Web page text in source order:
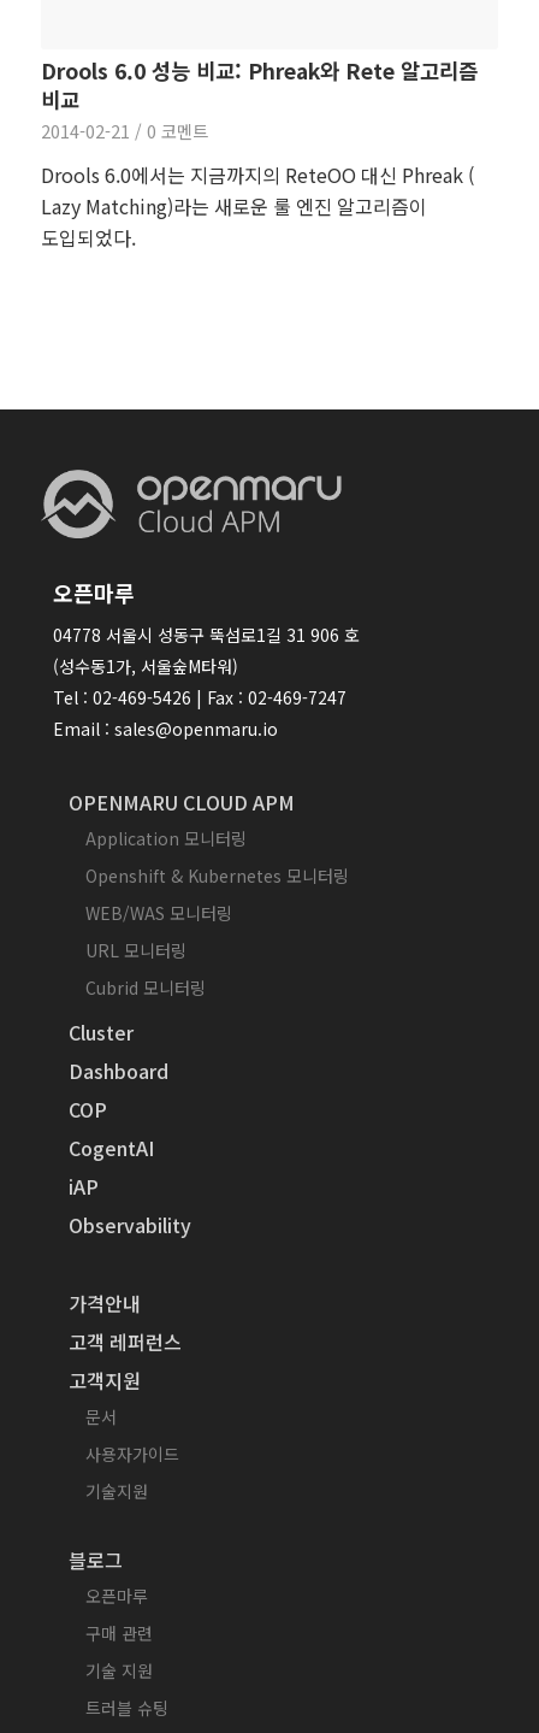
Drools 6.0 성능 비교: Phreak와 Rete 알고리즘
비교
2014-02-21 / 0 코멘트
Drools 6.0에서는 지금까지의 ReteOO 대신 Phreak (
Lazy Matching)라는 새로운 룰 엔진 알고리즘이
도입되었다.
오픈마루
04778 서울시 성동구 뚝섬로1길 31 906 호
(성수동1가, 서울숲M타워)
Tel : 02-469-5426 | Fax : 02-469-7247
Email : sales@openmaru.io
OPENMARU CLOUD APM
Application 모니터링
Openshift & Kubernetes 모니터링
WEB/WAS 모니터링
URL 모니터링
Cubrid 모니터링
Cluster
Dashboard
COP
CogentAI
iAP
Observability
가격안내
고객 레퍼런스
고객지원
문서
사용자가이드
기술지원
블로그
오픈마루
구매 관련
기술 지원
트러블 슈팅